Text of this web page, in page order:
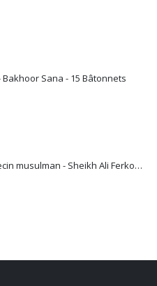
Bakhoor Sana - 15 Bâtonnets
Conseil au médecin musulman - Sheikh Ali Ferkous